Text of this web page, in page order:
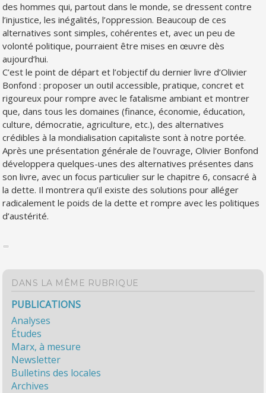
des hommes qui, partout dans le monde, se dressent contre
l’injustice, les inégalités, l’oppression. Beaucoup de ces
alternatives sont simples, cohérentes et, avec un peu de
volonté politique, pourraient être mises en œuvre dès
aujourd’hui.
C’est le point de départ et l’objectif du dernier livre d’Olivier
Bonfond : proposer un outil accessible, pratique, concret et
rigoureux pour rompre avec le fatalisme ambiant et montrer
que, dans tous les domaines (finance, économie, éducation,
culture, démocratie, agriculture, etc.), des alternatives
crédibles à la mondialisation capitaliste sont à notre portée.
Après une présentation générale de l’ouvrage, Olivier Bonfond
développera quelques-unes des alternatives présentes dans
son livre, avec un focus particulier sur le chapitre 6, consacré à
la dette. Il montrera qu’il existe des solutions pour alléger
radicalement le poids de la dette et rompre avec les politiques
d’austérité.
DANS LA MÊME RUBRIQUE
PUBLICATIONS
Analyses
Études
Marx, à mesure
Newsletter
Bulletins des locales
Archives